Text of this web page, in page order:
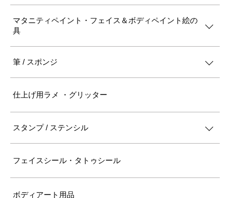
マタニティペイント・フェイス＆ボディペイント絵の
具
筆 / スポンジ
仕上げ用ラメ ・グリッター
スタンプ / ステンシル
フェイスシール・タトゥシール
ボディアート用品